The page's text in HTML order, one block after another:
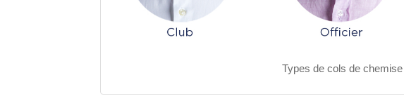
Types de cols de chemise